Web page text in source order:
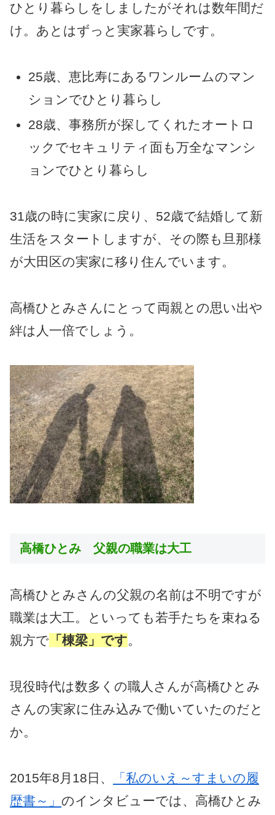
ひとり暮らしをしましたがそれは数年間だ
け。あとはずっと実家暮らしです。
25歳、恵比寿にあるワンルームのマン
ションでひとり暮らし
28歳、事務所が探してくれたオートロ
ックでセキュリティ面も万全なマンシ
ョンでひとり暮らし
31歳の時に実家に戻り、52歳で結婚して新
生活をスタートしますが、その際も旦那様
が大田区の実家に移り住んでいます。
高橋ひとみさんにとって両親との思い出や
絆は人一倍でしょう。
高橋ひとみ 父親の職業は大工
高橋ひとみさんの父親の名前は不明ですが
職業は大工。といっても若手たちを束ねる
親方で 「棟梁」です。
現役時代は数多くの職人さんが高橋ひとみ
さんの実家に住み込みで働いていたのだと
か。
2015年8月18日、
「私のいえ～すまいの履
歴書～」 のインタビューでは、高橋ひとみ